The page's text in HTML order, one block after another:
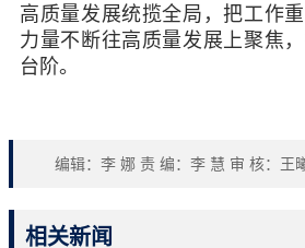
高质量发展统揽全局，把工作
力量不断往高质量发展上聚焦
台阶。
编辑：李 娜 责 编：李 慧 审 核：王
相关新闻